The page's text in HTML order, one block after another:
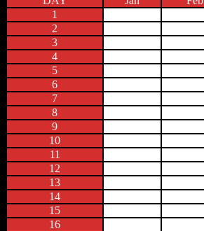
1
2
3
4
5
6
7
8
9
10
11
12
13
14
15
16